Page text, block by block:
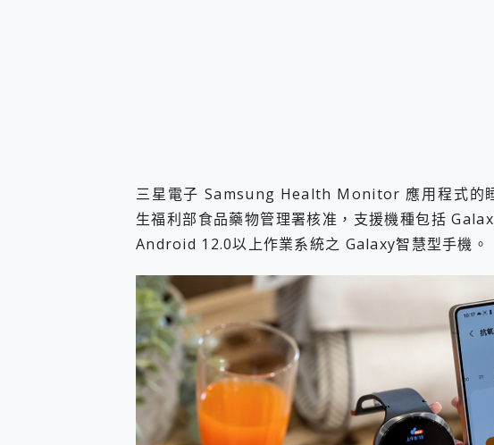
三星電子 Samsung Health Monitor 應用程式的
生福利部食品藥物管理署核准，支援機種包括
Android 12.0以上作業系統之 Galaxy智慧型手機。